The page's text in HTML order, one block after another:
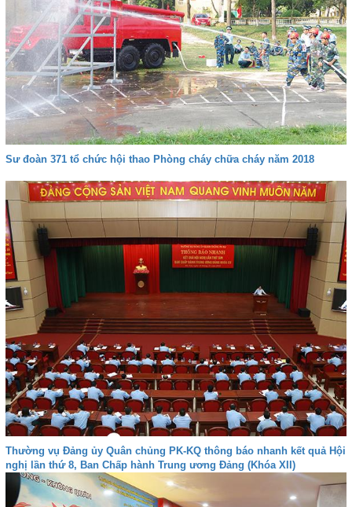
Sư đoàn 371 tổ chức hội thao Phòng cháy chữa cháy năm 2018
Thường vụ Đảng ủy Quân chủng PK-KQ thông báo nhanh kết quả Hội
nghị lần thứ 8, Ban Chấp hành Trung ương Đảng (Khóa XII)